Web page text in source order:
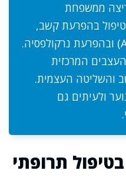
ממשפחת
בהפרעת קשב,
ריכוז והיפראקטיביות (ADHD) ובהפרעת נרקולפסיה.
המרכזית
והשליטה העצמית.
ולעיתים גם
תרופתי